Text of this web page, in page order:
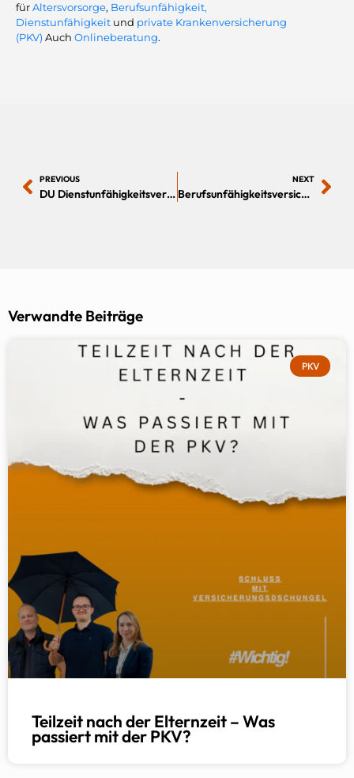
fürAltersvorsorge, Berufsunfähigkeit,
Dienstunfähigkeit und private Krankenversicherung
(PKV) Auch Onlineberatung.
PREVIOUS
DU Dienstunfähigkeitsversicherung für Beamte
NEXT
Berufsunfähigkeitsversicherung für Ingenieure Realität vs. Testsieger
Verwandte Beiträge
PKV
Teilzeit nach der Elternzeit – Was
passiert mit der PKV?